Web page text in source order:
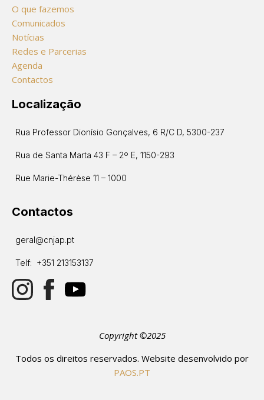
O que fazemos
Comunicados
Notícias
Redes e Parcerias
Agenda
Contactos
Localização
Rua Professor Dionísio Gonçalves, 6 R/C D, 5300-237
Rua de Santa Marta 43 F – 2º E, 1150-293
Rue Marie-Thérèse 11 – 1000
Contactos
geral@cnjap.pt
Telf: +351 213153137
Copyright ©2025
Todos os direitos reservados. Website desenvolvido por
PAOS.PT